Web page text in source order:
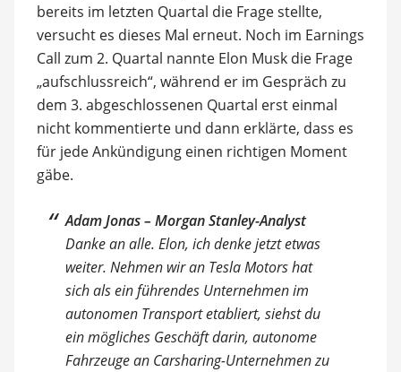
bereits im letzten Quartal die Frage stellte,
versucht es dieses Mal erneut. Noch im Earnings
Call zum 2. Quartal nannte Elon Musk die Frage
„aufschlussreich“, während er im Gespräch zu
dem 3. abgeschlossenen Quartal erst einmal
nicht kommentierte und dann erklärte, dass es
für jede Ankündigung einen richtigen Moment
gäbe.
Adam Jonas – Morgan Stanley-Analyst
Danke an alle. Elon, ich denke jetzt etwas
weiter. Nehmen wir an Tesla Motors hat
sich als ein führendes Unternehmen im
autonomen Transport etabliert, siehst du
ein mögliches Geschäft darin, autonome
Fahrzeuge an Carsharing-Unternehmen zu